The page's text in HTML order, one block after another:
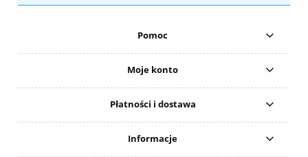
Pomoc
Moje konto
Płatności i dostawa
Informacje